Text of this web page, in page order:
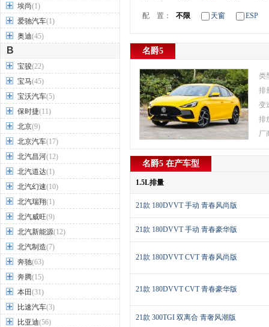
埃尚(1)
爱驰汽车(1)
奥迪(45)
B
宝骏(22)
宝马(45)
宝沃汽车(5)
保时捷(11)
北京(9)
北京汽车(17)
北汽昌河(12)
北汽道达(1)
北汽幻速(10)
北汽瑞翔(1)
北汽威旺(9)
北汽新能源(12)
北汽制造(7)
奔驰(63)
奔腾(15)
本田(31)
比速汽车(3)
比亚迪(56)
配 置： 不限 天窗 ESP
名爵5
类
排
变
排
厂
名爵5 在产车型
1.5L排量
21款 180DVVT 手动 青春风尚版
21款 180DVVT 手动 青春豪华版
21款 180DVVT CVT 青春风尚版
21款 180DVVT CVT 青春豪华版
21款 300TGI 双离合 青奢风潮版